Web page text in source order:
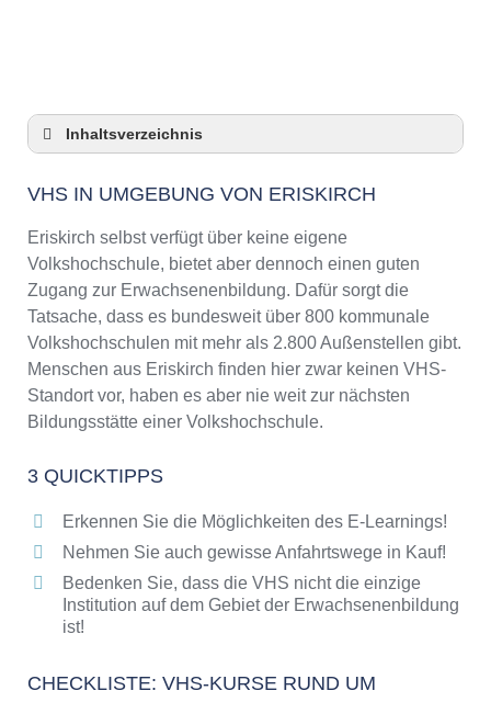
Inhaltsverzeichnis
3 Quicktipps
Checkliste: VHS-Kurse rund um Eriskirch
Keine VHS in Eriskirch
Online-Kurse: Pro und Contra
Online-Kurse als alternative Angebote zu
VHS-Kursen
Die VHS als Inbegriff der Erwachsenenbildung
Das bundesweite Netzwerk der
Abendschulen rund um Eriskirch
Bildungsangebote der VHS
VHS IN UMGEBUNG VON ERISKIRCH
Eriskirch selbst verfügt über keine eigene
Volkshochschule, bietet aber dennoch einen guten
Zugang zur Erwachsenenbildung. Dafür sorgt die
Tatsache, dass es bundesweit über 800 kommunale
Volkshochschulen mit mehr als 2.800 Außenstellen gibt.
Menschen aus Eriskirch finden hier zwar keinen VHS-
Standort vor, haben es aber nie weit zur nächsten
Bildungsstätte einer Volkshochschule.
3 QUICKTIPPS
Erkennen Sie die Möglichkeiten des E-Learnings!
Nehmen Sie auch gewisse Anfahrtswege in Kauf!
Bedenken Sie, dass die VHS nicht die einzige
Institution auf dem Gebiet der Erwachsenenbildung
ist!
CHECKLISTE: VHS-KURSE RUND UM